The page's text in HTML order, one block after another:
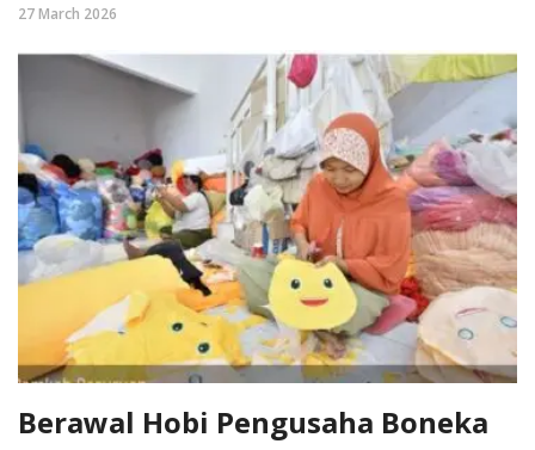
27 March 2026
Berawal Hobi Pengusaha Boneka